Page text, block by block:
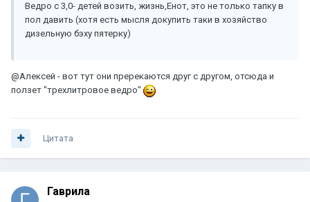
Ведро с 3,0- детей возить, жизнь,Енот, это не только тапку в
пол давить (хотя есть мысля докупить таки в хозяйство
дизельную бэху пятерку)
@Алексей - вот тут они пререкаются друг с другом, отсюда и
ползет "трехлитровое ведро"
Цитата
Гаврила